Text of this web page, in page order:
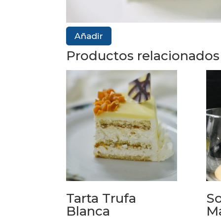
Añadir
Productos relacionados
Tarta Trufa
Blanca